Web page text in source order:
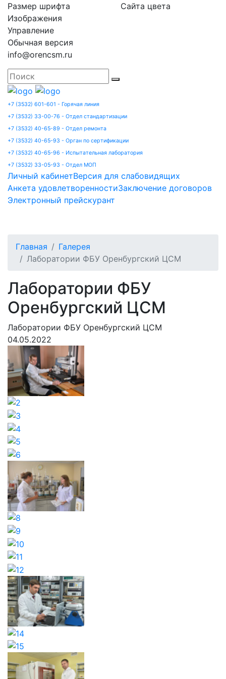
Размер шрифта
Сайта цвета
Изображения
Управление
Обычная версия
info@orencsm.ru
+7 (3532) 601-601 - Горячая линия
+7 (3532) 33-00-76 - Отдел стандартизации
+7 (3532) 40-65-89 - Отдел ремонта
+7 (3532) 40-65-93 - Орган по сертификации
+7 (3532) 40-65-96 - Испытательная лаборатория
+7 (3532) 33-05-93 - Отдел МОП
Личный кабинетВерсия для слабовидящих
Анкета удовлетворенностиЗаключение договоров
Электронный прейскурант
Главная
Галерея
Лаборатории ФБУ Оренбургский ЦСМ
Лаборатории ФБУ
Оренбургский ЦСМ
Лаборатории ФБУ Оренбургский ЦСМ
04.05.2022